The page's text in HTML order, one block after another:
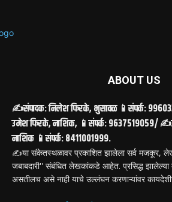
ABOUT US
✍️संपादक: निलेश फिरके, भुसावळ 📱संपर्क:
उमेश फिरके, नाशिक, 📱संपर्क: 9637519059/
नाशिक 📱संपर्क: 8411001999.
✍️या संकेतस्थळावर प्रकाशित झालेला सर्व मजकूर,
जबाबदारी'' संबंधित लेखकांकडे आहेत. प्रसिद्ध
असतीलच असे नाही याचे उल्लंघन करणाऱ्यांवर